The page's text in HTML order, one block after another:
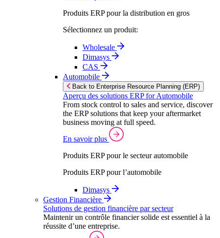
Produits ERP pour la distribution en gros
Sélectionnez un produit:
Wholesale
Dimasys
CAS
Automobile
Back to Enterprise Resource Planning (ERP)
Aperçu des solutions ERP for Automobile
From stock control to sales and service, discover
the ERP solutions that keep your aftermarket
business moving at full speed.
En savoir plus
Produits ERP pour le secteur automobile
Produits ERP pour l’automobile
Dimasys
Gestion Financière
Solutions de gestion financière par secteur
Maintenir un contrôle financier solide est essentiel à la
réussite d’une entreprise.